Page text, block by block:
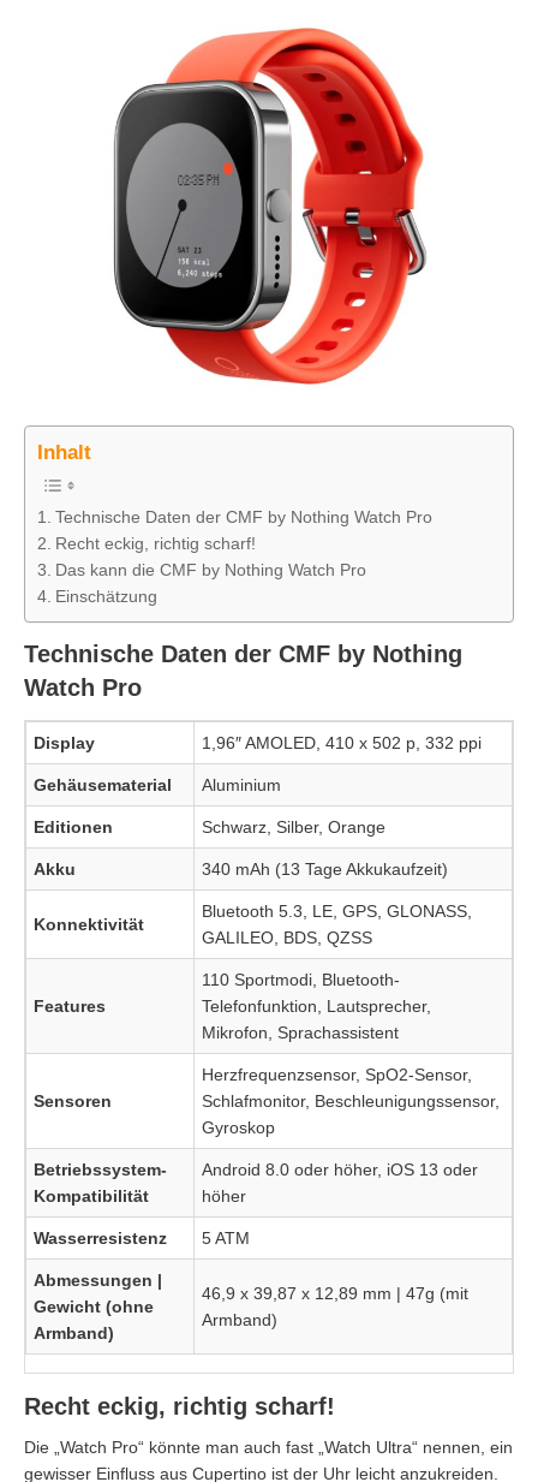
Inhalt
Technische Daten der CMF by Nothing Watch Pro
Recht eckig, richtig scharf!
Das kann die CMF by Nothing Watch Pro
Einschätzung
Technische Daten der CMF by Nothing
Watch Pro
Display 1,96″ AMOLED, 410 x 502 p, 332 ppi
Gehäusematerial Aluminium
Editionen Schwarz, Silber, Orange
Akku 340 mAh (13 Tage Akkukaufzeit)
Konnektivität
Bluetooth 5.3, LE, GPS, GLONASS,
GALILEO, BDS, QZSS
Features
110 Sportmodi, Bluetooth-
Telefonfunktion, Lautsprecher,
Mikrofon, Sprachassistent
Sensoren
Herzfrequenzsensor, SpO2-Sensor,
Schlafmonitor, Beschleunigungssensor,
Gyroskop
Betriebssystem-
Kompatibilität
Android 8.0 oder höher, iOS 13 oder
höher
Wasserresistenz 5 ATM
Abmessungen |
Gewicht (ohne
Armband)
46,9 x 39,87 x 12,89 mm | 47g (mit
Armband)
Recht eckig, richtig scharf!
Die „Watch Pro“ könnte man auch fast „Watch Ultra“ nennen, ein
gewisser Einfluss aus Cupertino ist der Uhr leicht anzukreiden.